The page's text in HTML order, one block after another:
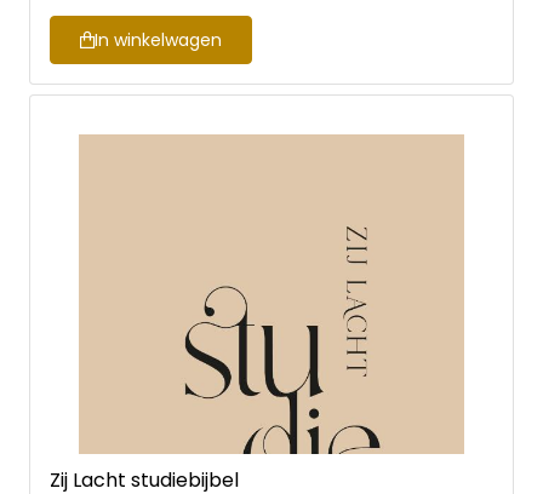
In winkelwagen
Zij Lacht studiebijbel